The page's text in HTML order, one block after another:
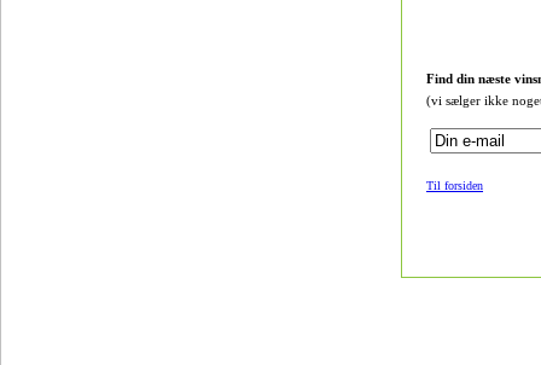
Find din næste
(vi sælger ikke
Til forsiden